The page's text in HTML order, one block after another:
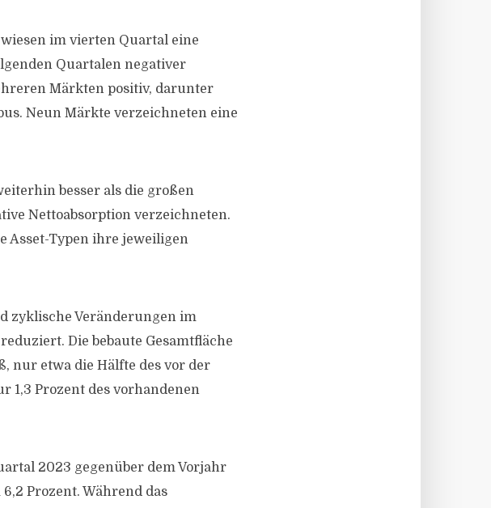
im vierten Quartal eine
Quartalen negativer
Märkten positiv, darunter
Neun Märkte verzeichneten eine
besser als die großen
Nettoabsorption verzeichneten.
Asset-Typen ihre jeweiligen
zyklische Veränderungen im
Die bebaute Gesamtfläche
nur etwa die Hälfte des vor der
1,3 Prozent des vorhandenen
2023 gegenüber dem Vorjahr
Prozent. Während das